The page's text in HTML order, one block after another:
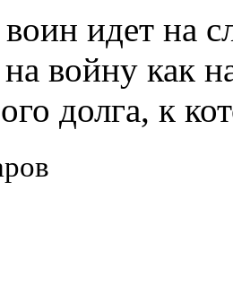
идет на
войну как
долга, к